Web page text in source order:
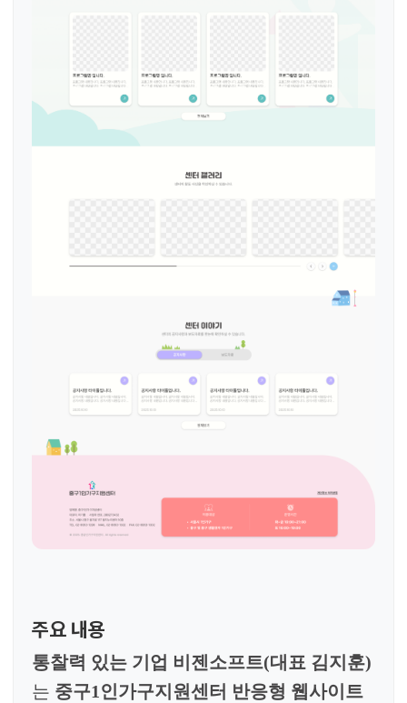
주요 내용
통찰력 있는 기업 비젠소프트(대표 김지훈)
는 중구1인가구지원센터 반응형 웹사이트